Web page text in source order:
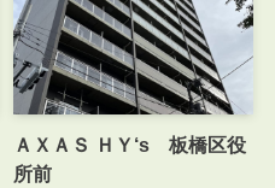
ＡＸＡＳ ＨＹ‘s 板橋区役
所前